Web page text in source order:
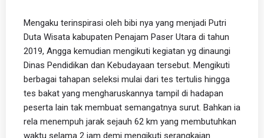
Mengaku terinspirasi oleh bibi nya yang menjadi Putri
Duta Wisata kabupaten Penajam Paser Utara di tahun
2019, Angga kemudian mengikuti kegiatan yg dinaungi
Dinas Pendidikan dan Kebudayaan tersebut. Mengikuti
berbagai tahapan seleksi mulai dari tes tertulis hingga
tes bakat yang mengharuskannya tampil di hadapan
peserta lain tak membuat semangatnya surut. Bahkan ia
rela menempuh jarak sejauh 62 km yang membutuhkan
waktu selama 2 jam demi mengikuti serangkaian